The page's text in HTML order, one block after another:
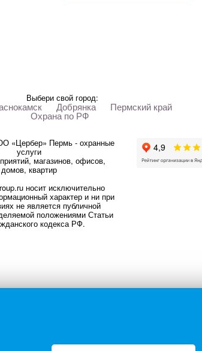
Выбери свой город:
Добрянка Пермский край
Охрана по РФ
«Цербер» Пермь - охранные
услуги
магазинов, офисов,
домов, квартир
носит исключительно
характер и ни при
не является публичной
положениями Статьи
кодекса РФ.